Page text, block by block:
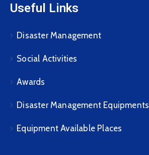
Useful Links
Disaster Management
Social Activities
Awards
Disaster Management Equipments
Equipment Available Places